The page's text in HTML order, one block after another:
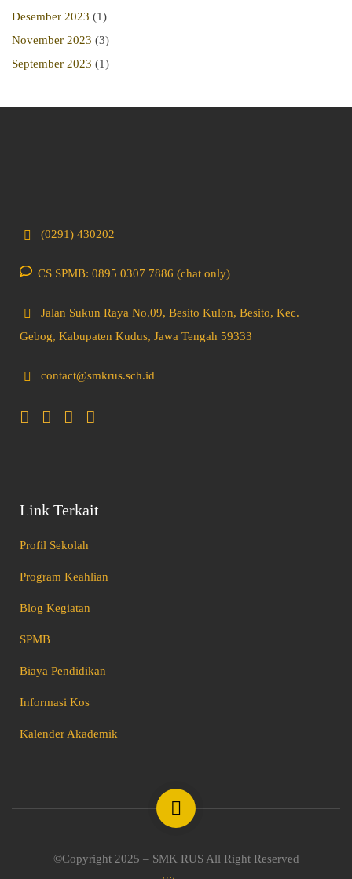
Desember 2023 (1)
November 2023 (3)
September 2023 (1)
(0291) 430202
CS SPMB: 0895 0307 7886 (chat only)
Jalan Sukun Raya No.09, Besito Kulon, Besito, Kec.
Gebog, Kabupaten Kudus, Jawa Tengah 59333
contact@smkrus.sch.id
Link Terkait
Profil Sekolah
Program Keahlian
Blog Kegiatan
SPMB
Biaya Pendidikan
Informasi Kos
Kalender Akademik
©Copyright 2025 – SMK RUS All Right Reserved